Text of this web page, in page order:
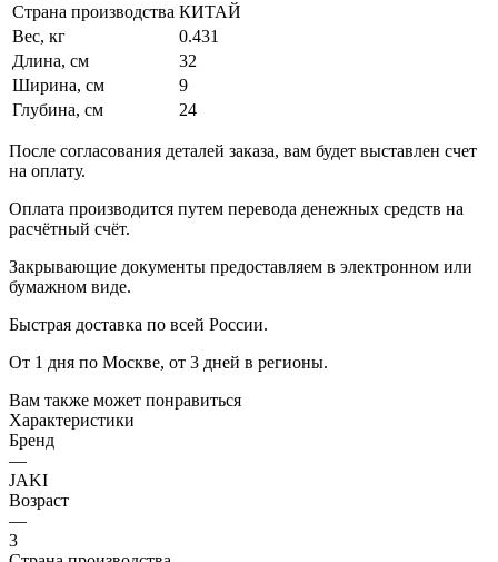
Страна производства КИТАЙ
Вес, кг
0.431
Длина, см
32
Ширина, см
9
Глубина, см
24
После согласования деталей заказа, вам будет выставлен счет
на оплату.
Оплата производится путем перевода денежных средств на
расчётный счёт.
Закрывающие документы предоставляем в электронном или
бумажном виде.
Быстрая доставка по всей России.
От 1 дня по Москве, от 3 дней в регионы.
Вам также может понравиться
Характеристики
Бренд
—
JAKI
Возраст
—
3